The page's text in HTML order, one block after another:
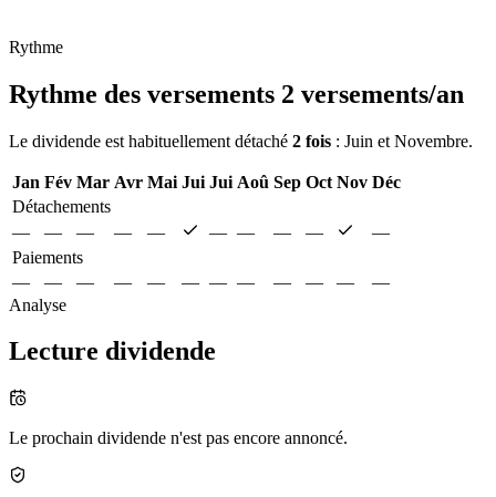
Rythme
Rythme des versements 2 versements/an
Le dividende est habituellement détaché 2 fois : Juin et Novembre.
Jan Fév Mar Avr Mai Jui Jui Aoû Sep Oct Nov Déc
Détachements
—
— — — — — — — —
—
Paiements
—
— — — — — — — — — —
—
Analyse
Lecture dividende
Le prochain dividende n'est pas encore annoncé.